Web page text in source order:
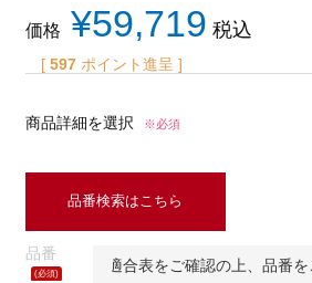
価格 ¥59,719 税込
[ 597 ポイント進呈 ]
商品詳細を選択 ※必須
品番検索はこちら
品番